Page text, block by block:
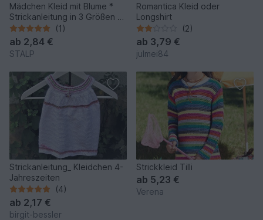
Mädchen Kleid mit Blume *
Strickanleitung in 3 Größen *
2 - 6 Jahre
(1)
ab 2,84 €
STALP
Romantica Kleid oder
Longshirt
(2)
ab 3,79 €
julmei84
Strickanleitung_ Kleidchen 4-
Jahreszeiten
(4)
ab 2,17 €
birgit-bessler
Strickkleid Tilli
ab 5,23 €
Verena